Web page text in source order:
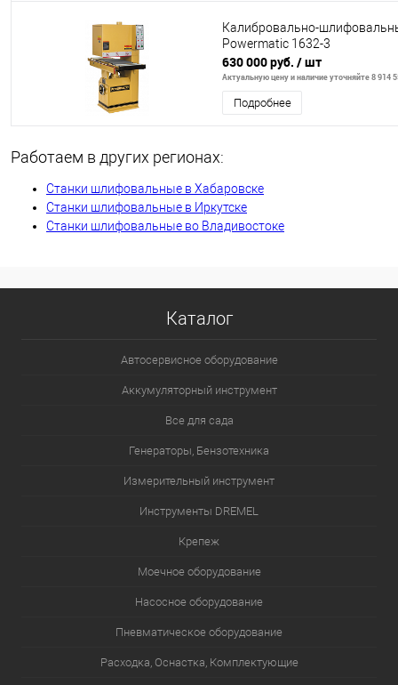
Калибровально-
Powermatic 1632-3
630 000 руб. / шт
Актуальную цену и наличие уточняйте 8 914
Подробнее
Работаем в других регионах:
Станки шлифовальные в Хабаровске
Станки шлифовальные в Иркутске
Станки шлифовальные во Владивостоке
Каталог
Автосервисное оборудование
Аккумуляторный инструмент
Все для сада
Генераторы, Бензотехника
Измерительный инструмент
Инструменты DREMEL
Крепеж
Моечное оборудование
Насосное оборудование
Пневматическое оборудование
Расходка, Оснастка, Комплектующие